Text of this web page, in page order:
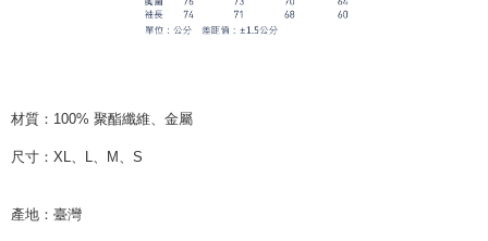
材質： 100% 聚酯纖維、金屬
尺寸： XL L M S
產地：臺灣